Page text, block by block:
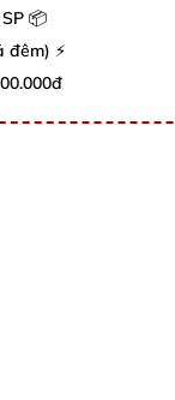
📦
⚡